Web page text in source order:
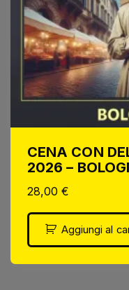
CENA CON
2026 –
28,00€
Aggiungi al